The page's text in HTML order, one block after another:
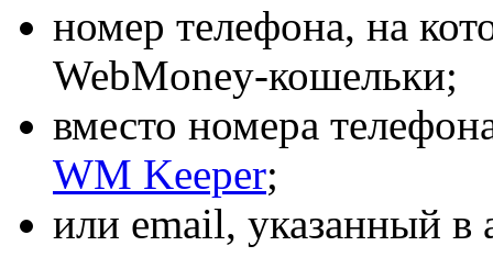
номер телефона, на
WebMoney-кошельки;
вместо номера
WM Keeper;
или email, указанный в